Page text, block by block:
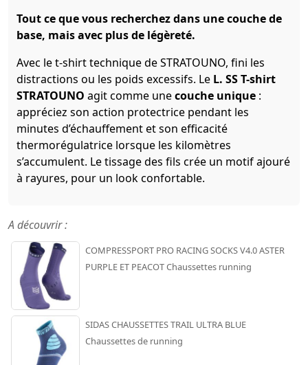
Tout ce que vous recherchez dans une couche de
base, mais avec plus de légèreté.
Avec le t-shirt technique de STRATOUNO, fini les
distractions ou les poids excessifs. Le L. SS T-shirt
STRATOUNO agit comme unecouche unique :
appréciez son action protectrice pendant les
minutes d’échauffement et son efficacité
thermorégulatrice lorsque les kilomètres
s’accumulent. Le tissage des fils crée un motif ajouré
à rayures, pour un look confortable.
A découvrir :
COMPRESSPORT PRO RACING SOCKS V4.0 ASTER
PURPLE ET PEACOT Chaussettes running
SIDAS CHAUSSETTES TRAIL ULTRA BLUE
Chaussettes de running